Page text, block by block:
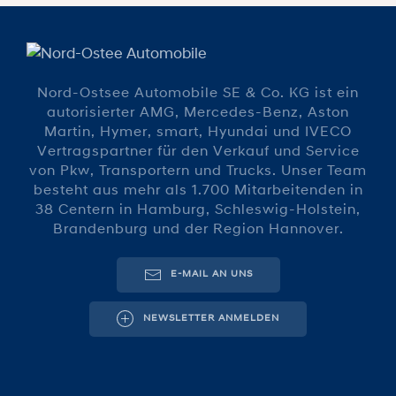
Nord-Ostsee Automobile SE & Co. KG ist ein
autorisierter AMG, Mercedes-Benz, Aston
Martin, Hymer, smart, Hyundai und IVECO
Vertragspartner für den Verkauf und Service
von Pkw, Transportern und Trucks. Unser Team
besteht aus mehr als 1.700 Mitarbeitenden in
38 Centern in Hamburg, Schleswig-Holstein,
Brandenburg und der Region Hannover.
E-MAIL AN UNS
NEWSLETTER ANMELDEN